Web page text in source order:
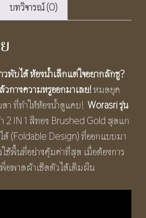
บทวิจารณ์ (0)
วพับได้ ห้องน้ำเล็กแต่ใจอยากลักชู?
กางความหรูออกมาเลย!หมดยุค
า ที่ทำให้ห้องน้ำดูแคบ! Worasri รุ่น
2 IN 1 สีทอง Brushed Gold สุดแก
ด้ (Foldable Design) ที่ออกแบบมา
ใช้พื้นที่อย่างคุ้มค่าที่สุด เมื่อต้องการ
พื่อพาดผ้าเช็ดตัวได้เต็มผืน